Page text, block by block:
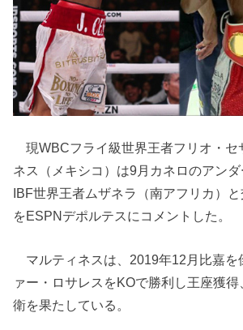
現WBCフライ級世界王者フリオ・セ
ネス（メキシコ）は9月カネロのアン
IBF世界王者ムザネラ（南アフリカ）
をESPNデポルテスにコメントした。
マルティネスは、2019年12月比嘉を
ァー・ロサレスをKOで勝利し王座獲
衛を果たしている。